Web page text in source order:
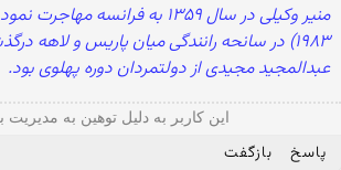
۱۹۸۳) در سانحه رانندگی میان پاریس و لاهه
عبدالمجید مجیدی از دولتمردان دوره پهلوی بود.
این کاربر به دلیل توهین به مدیریت
پاسخ بازگفت